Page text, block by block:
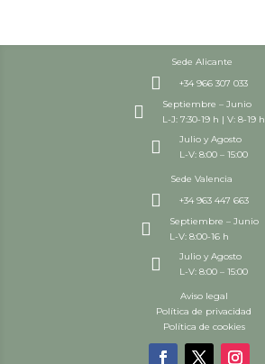
Sede Alicante
 +34 966 307 033

Septiembre – Junio
L-J: 7:30-19 h | V: 8-19 h

Julio y Agosto
L-V: 8:00 – 15:00
Sede Valencia
 +34 963 447 663

Septiembre – Junio
L-V: 8:00-16 h

Julio y Agosto
L-V: 8:00 – 15:00
Aviso legal
Política de privacidad
Política de cookies